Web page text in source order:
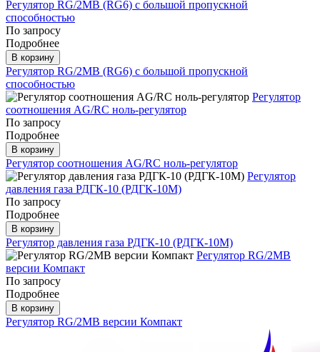
Регулятор RG/2MB (RG6) с большой пропускной
способностью
По запросу
Подробнее
В корзину
Регулятор RG/2MB (RG6) с большой пропускной
способностью
Регулятор
соотношения AG/RC ноль-регулятор
По запросу
Подробнее
В корзину
Регулятор соотношения AG/RC ноль-регулятор
Регулятор
давления газа РДГК-10 (РДГК-10М)
По запросу
Подробнее
В корзину
Регулятор давления газа РДГК-10 (РДГК-10М)
Регулятор RG/2MB
версии Компакт
По запросу
Подробнее
В корзину
Регулятор RG/2MB версии Компакт